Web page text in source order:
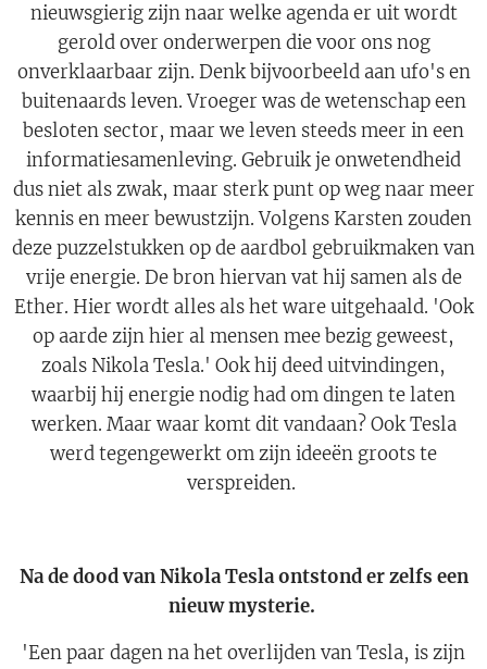
nieuwsgierig zijn naar welke agenda er uit wordt
gerold over onderwerpen die voor ons nog
onverklaarbaar zijn. Denk bijvoorbeeld aan ufo's en
buitenaards leven. Vroeger was de wetenschap een
besloten sector, maar we leven steeds meer in een
informatiesamenleving. Gebruik je onwetendheid
dus niet als zwak, maar sterk punt op weg naar meer
kennis en meer bewustzijn. Volgens Karsten zouden
deze puzzelstukken op de aardbol gebruikmaken van
vrije energie. De bron hiervan vat hij samen als de
Ether. Hier wordt alles als het ware uitgehaald. 'Ook
op aarde zijn hier al mensen mee bezig geweest,
zoals Nikola Tesla.' Ook hij deed uitvindingen,
waarbij hij energie nodig had om dingen te laten
werken. Maar waar komt dit vandaan? Ook Tesla
werd tegengewerkt om zijn ideeën groots te
verspreiden.
Na de dood van Nikola Tesla ontstond er zelfs een
nieuw mysterie.
'Een paar dagen na het overlijden van Tesla, is zijn